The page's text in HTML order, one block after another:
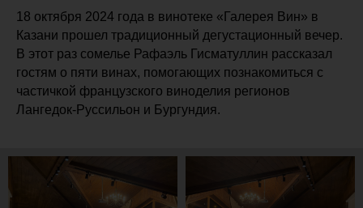
18 октября 2024 года в винотеке «Галерея Вин» в
Казани прошел традиционный дегустационный вечер.
В этот раз сомелье Рафаэль Гисматуллин рассказал
гостям о пяти винах, помогающих познакомиться с
частичкой французского виноделия регионов
Лангедок-Руссильон и Бургундия.